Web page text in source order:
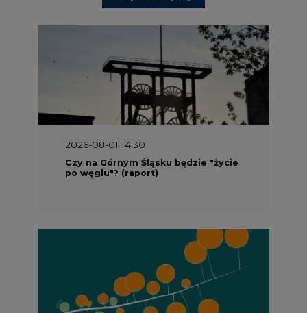
2026-08-01 14:30
Czy na Górnym Śląsku będzie "życie
po węglu"? (raport)